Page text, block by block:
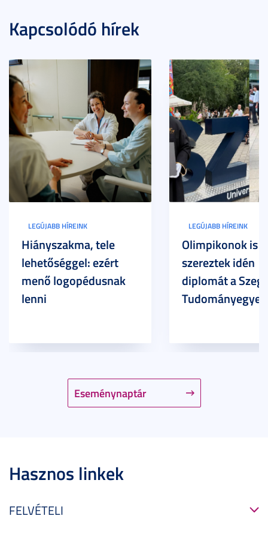
Kapcsolódó hírek
Eseménynaptár
LEGÚJABB HÍREINK
Hiányszakma, tele
lehetőséggel: ezért
menő logopédusnak
lenni
LEGÚJABB HÍREINK
Olimpikonok is
szereztek idén
diplomát a
Hasznos linkek
FELVÉTELI